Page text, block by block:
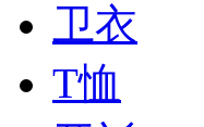
卫衣
T恤